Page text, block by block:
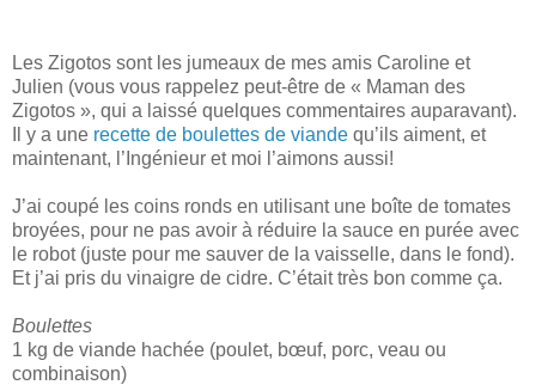
Les Zigotos sont les jumeaux de mes amis Caroline et
Julien (vous vous rappelez peut-être de « Maman des
Zigotos », qui a laissé quelques commentaires auparavant).
Il y a une recette de boulettes de viande qu’ils aiment, et
maintenant, l’Ingénieur et moi l’aimons aussi!
J’ai coupé les coins ronds en utilisant une boîte de tomates
broyées, pour ne pas avoir à réduire la sauce en purée avec
le robot (juste pour me sauver de la vaisselle, dans le fond).
Et j’ai pris du vinaigre de cidre. C’était très bon comme ça.
Boulettes
1 kg de viande hachée (poulet, bœuf, porc, veau ou
combinaison)